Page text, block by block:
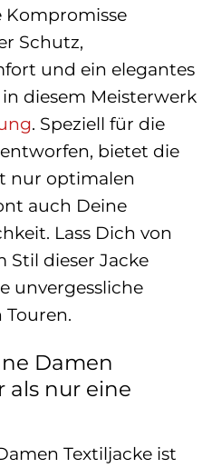
Kompromisse
Schutz,
und ein elegantes
diesem Meisterwerk
. Speziell für die
bietet die
nur optimalen
auch Deine
Lass Dich von
Stil dieser Jacke
unvergessliche
Damen
als nur eine
Textiljacke ist